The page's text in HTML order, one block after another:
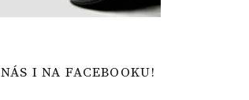
I NA FACEBOOKU!